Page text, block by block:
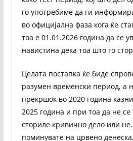
го употребиме да ги
во официјална фаза кога ќе
тоа е 01.01.2026 година да се
навистина дека тоа што го
Целата постапка ќе биде
разумен временски период, а
прекршок во 2020 година
2025 година и при тоа да не се
сториле кривично дело или
поминувате на црвено